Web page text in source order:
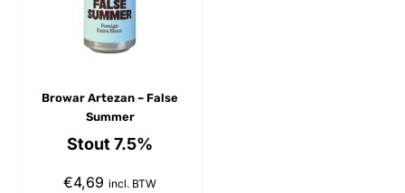
Browar Artezan – False
Summer
Stout 7.5%
€4,69 incl. BTW